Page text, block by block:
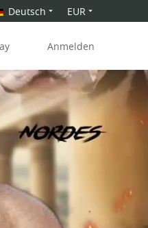
Deutsch EUR
Anmelden